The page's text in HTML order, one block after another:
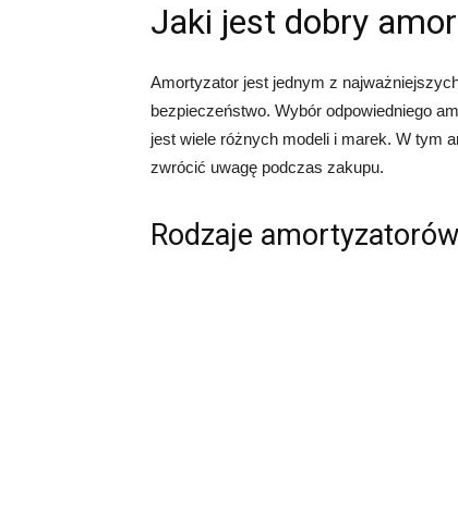
Jaki jest dobry
Amortyzator jest jednym z
bezpieczeństwo. Wybór odpowiedniego
jest wiele różnych modeli i marek. W tym
zwrócić uwagę podczas zakupu.
Rodzaje amortyzatorów